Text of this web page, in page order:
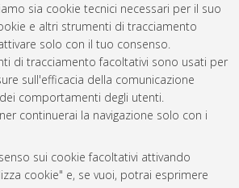
sia cookie tecnici necessari per il suo
e altri strumenti di tracciamento
solo con il tuo consenso.
di tracciamento facoltativi sono usati per
sull'efficacia della comunicazione
comportamenti degli utenti.
continuerai la navigazione solo con i
sui cookie facoltativi attivando
cookie" e, se vuoi, potrai esprimere
del documento: